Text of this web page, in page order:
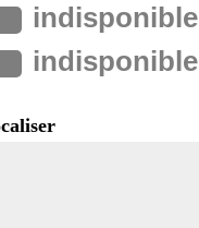
indisponible
indisponible